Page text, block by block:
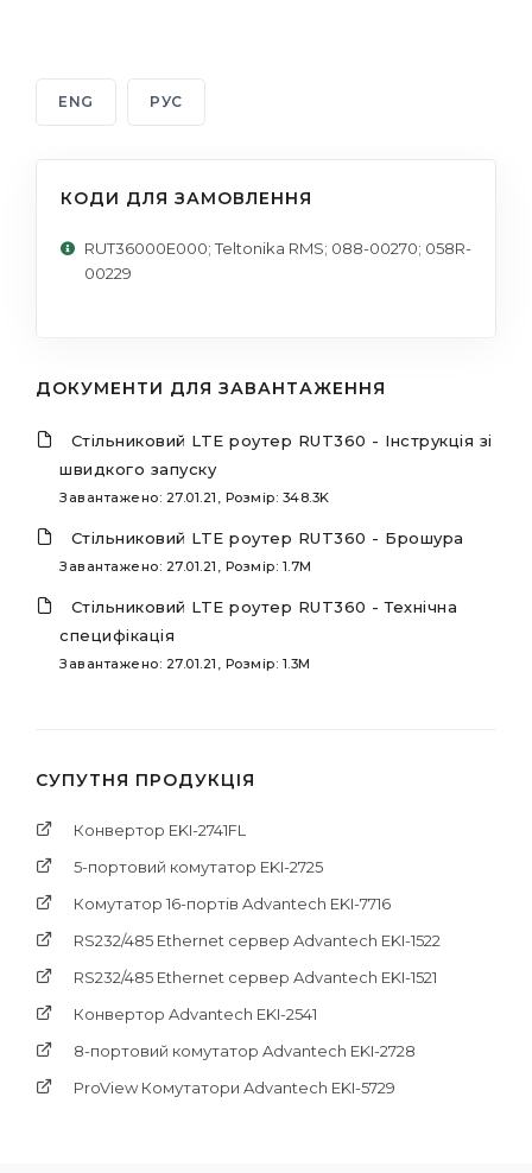
ENG РУС
КОДИ ДЛЯ ЗАМОВЛЕННЯ
RUT36000E000; Teltonika RMS; 088-00270; 058R-
00229
ДОКУМЕНТИ ДЛЯ ЗАВАНТАЖЕННЯ
Стільниковий LTE роутер RUT360 - Інструкція зі
швидкого запуску
Завантажено: 27.01.21, Розмір: 348.3K
Стільниковий LTE роутер RUT360 - Брошура
Завантажено: 27.01.21, Розмір: 1.7M
Стільниковий LTE роутер RUT360 - Технічна
специфікація
Завантажено: 27.01.21, Розмір: 1.3M
СУПУТНЯ ПРОДУКЦІЯ
Конвертор EKI-2741FL
5-портовий комутатор EKI-2725
Комутатор 16-портів Advantech EKI-7716
RS232/485 Ethernet сервер Advantech EKI-1522
RS232/485 Ethernet сервер Advantech EKI-1521
Конвертор Advantech EKI-2541
8-портовий комутатор Advantech EKI-2728
ProView Комутатори Advantech EKI-5729